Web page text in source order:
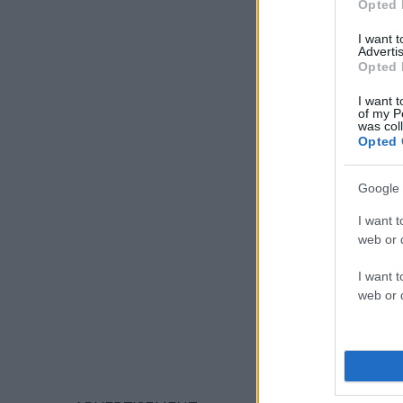
Opted
I want
Opted
I want
of my
was
Opted
Google
I want
web or
I want
web or